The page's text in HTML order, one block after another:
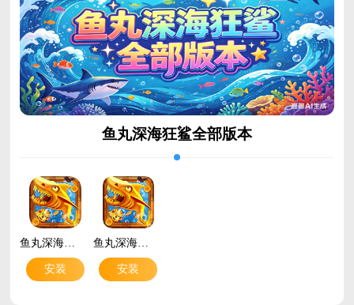
鱼丸深海狂鲨全部版本
安装
鱼丸深海狂鲨官方正版v10.3.48.17.0 安卓版
安装